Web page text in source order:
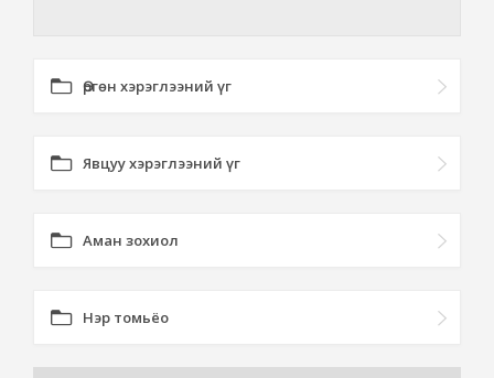
Өргөн хэрэглээний үг
Явцуу хэрэглээний үг
Аман зохиол
Нэр томьёо